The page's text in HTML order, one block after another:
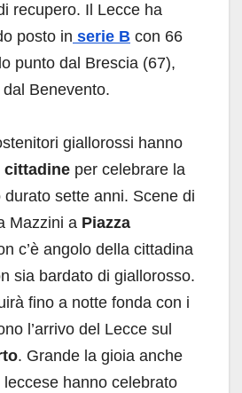
recupero. Il Lecce ha
posto in serie B con 66
punto dal Brescia (67),
Benevento.
giallorossi hanno
cittadine per celebrare la
sette anni. Scene di
Mazzini a Piazza
c’è angolo della cittadina
sia bardato di giallorosso.
fino a notte fonda con i
l’arrivo del Lecce sul
. Grande la gioia anche
hanno celebrato